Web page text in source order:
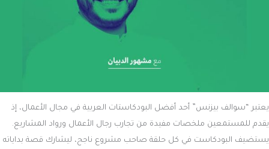
يعتبر “سوالف بيزنس” أحد أفضل البودكاستات العربية في مجال الأعمال، إذ
يقدم للمستمعين ملخصات مفيدة من تجارب رجال الأعمال ورواد المشاريع.
يستضيف البودكاست في كل حلقة صاحب مشروع ناجح، ليشارك قصة بداياته